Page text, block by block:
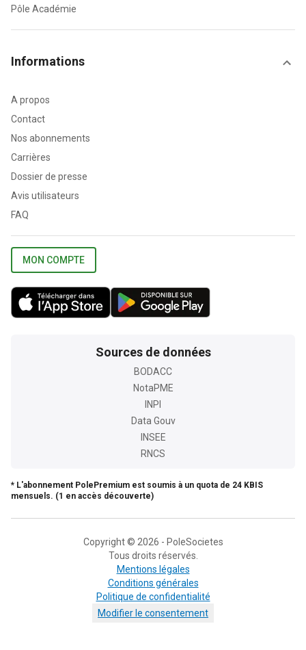
Pôle Académie
Informations
A propos
Contact
Nos abonnements
Carrières
Dossier de presse
Avis utilisateurs
FAQ
MON COMPTE
Sources de données
BODACC
NotaPME
INPI
Data Gouv
INSEE
RNCS
* L'abonnement PolePremium est soumis à un quota de 24 KBIS
mensuels. (1 en accès découverte)
Copyright © 2026 - PoleSocietes
Tous droits réservés.
Mentions légales
Conditions générales
Politique de confidentialité
Modifier le consentement